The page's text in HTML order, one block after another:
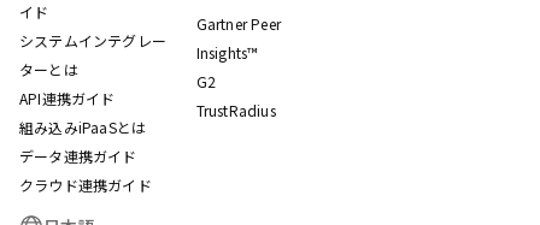
イド
システムインテグレー
ターとは
API連携ガイド
組み込みiPaaSとは
データ連携ガイド
クラウド連携ガイド
Gartner Peer
Insights™
G2
TrustRadius